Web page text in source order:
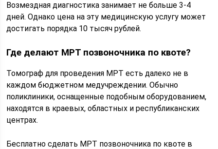
Возмездная диагностика занимает не больше 3-4
дней. Однако цена на эту медицинскую услугу может
достигать порядка 10 тысяч рублей.
Где делают МРТ позвоночника по квоте?
Томограф для проведения МРТ есть далеко не в
каждом бюджетном медучреждении. Обычно
поликлиники, оснащенные подобным оборудованием,
находятся в краевых, областных и республиканских
центрах.
Бесплатно сделать МРТ позвоночника по квоте в